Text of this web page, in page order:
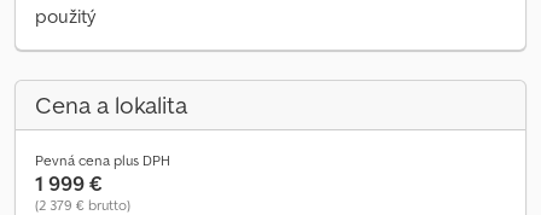
použitý
Cena a lokalita
Pevná cena plus DPH
1 999 €
(2 379 € brutto)